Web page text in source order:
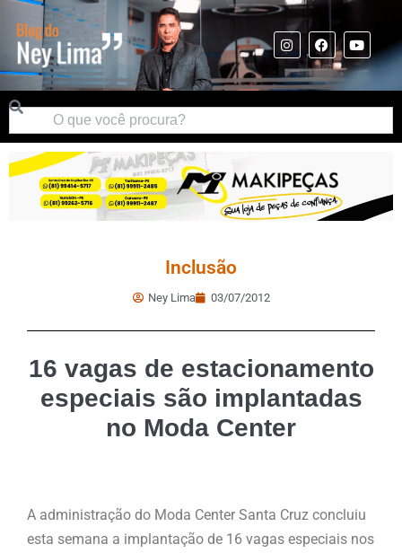
Inclusão
Ney Lima 03/07/2012
16 vagas de estacionamento
especiais são implantadas
no Moda Center
A administração do Moda Center Santa Cruz concluiu
esta semana a implantação de 16 vagas especiais nos